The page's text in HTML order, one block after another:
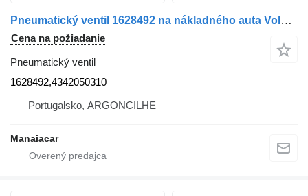
Pneumatický ventil 1628492 na nákladného auta Volvo FH 16 | 93
Cena na požiadanie
Pneumatický ventil
1628492,4342050310
Portugalsko, ARGONCILHE
Manaiacar